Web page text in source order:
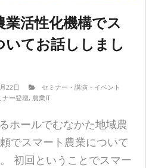
活性化機構でス
いてお話ししまし
22日
セミナー・講演・イベント
ナー登壇, 農業IT
ホールでむなかた地域農
でスマート農業について
初回ということでスマー